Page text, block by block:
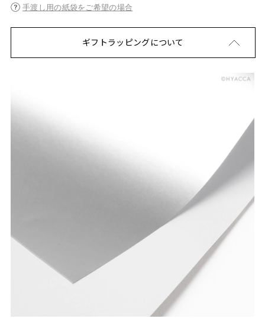
手渡し用の紙袋をご希望の場合
ギフトラッピングについて